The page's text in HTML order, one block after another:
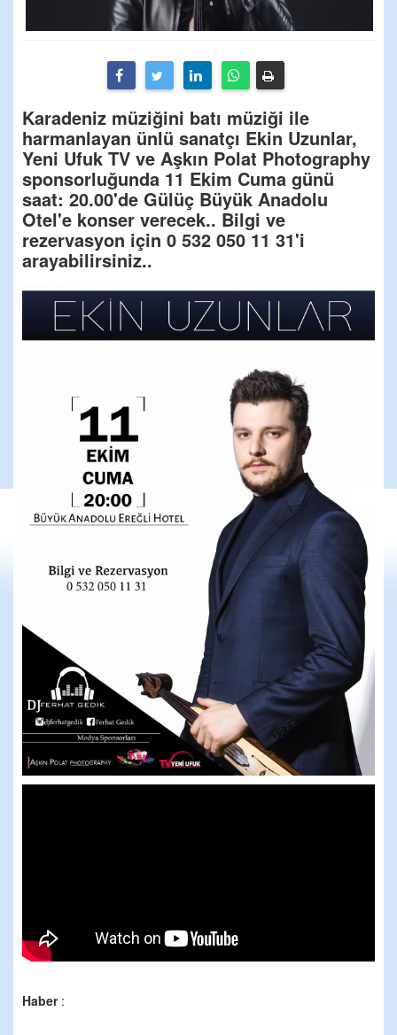
Karadeniz müziğini batı müziği ile
harmanlayan ünlü sanatçı Ekin Uzunlar,
Yeni Ufuk TV ve Aşkın Polat Photography
sponsorluğunda 11 Ekim Cuma günü
saat: 20.00'de Gülüç Büyük Anadolu
Otel'e konser verecek.. Bilgi ve
rezervasyon için 0 532 050 11 31'i
arayabilirsiniz..
Haber: